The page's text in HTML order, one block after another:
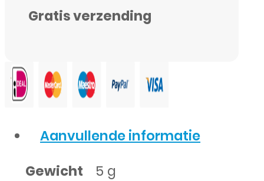
Gratis verzending
Aanvullende informatie
Gewicht
5 g